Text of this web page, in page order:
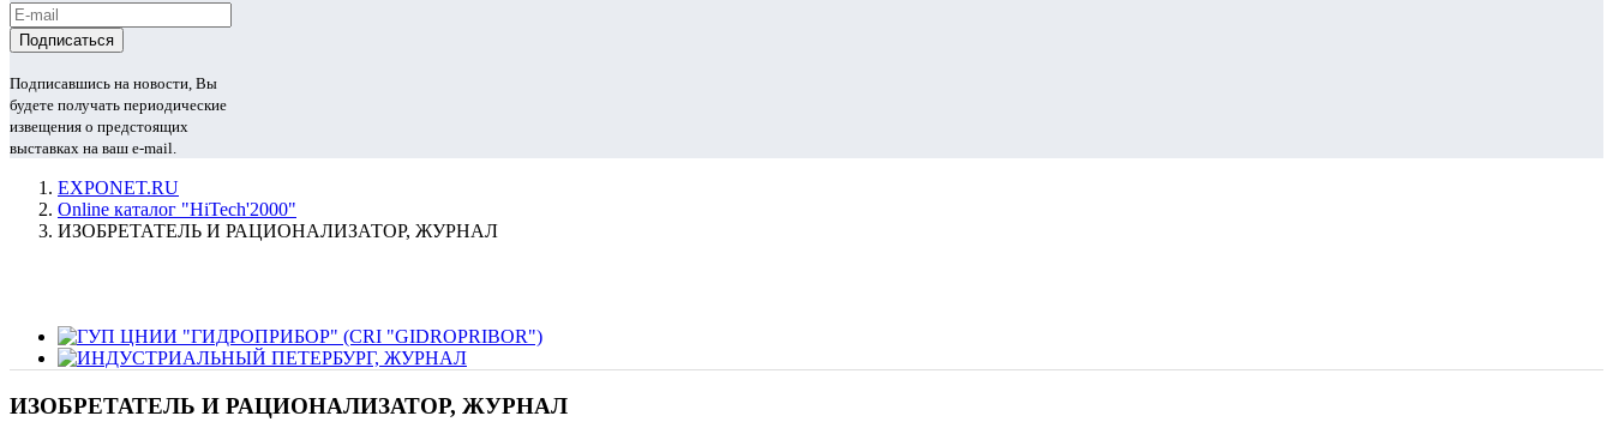
Подписавшись на новости, Вы
будете получать периодические
извещения о предстоящих
выставках на ваш e-mail.
EXPONET.RU
Online каталог "HiTech'2000"
ИЗОБРЕТАТЕЛЬ И РАЦИОНАЛИЗАТОР, ЖУРНАЛ
ИЗОБРЕТАТЕЛЬ И РАЦИОНАЛИЗАТОР, ЖУРНАЛ